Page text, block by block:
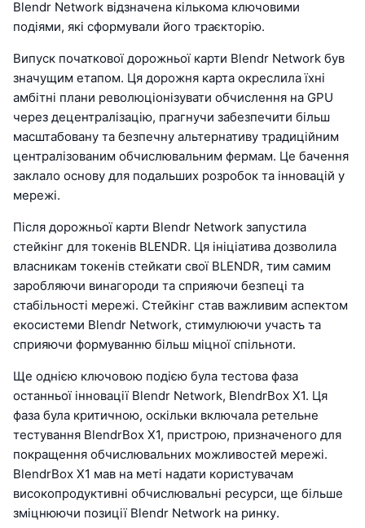
Blendr Network відзначена кількома ключовими
подіями, які сформували його траєкторію.
Випуск початкової дорожньої карти Blendr Network був
значущим етапом. Ця дорожня карта окреслила їхні
амбітні плани революціонізувати обчислення на GPU
через децентралізацію, прагнучи забезпечити більш
масштабовану та безпечну альтернативу традиційним
централізованим обчислювальним фермам. Це бачення
заклало основу для подальших розробок та інновацій у
мережі.
Після дорожньої карти Blendr Network запустила
стейкінг для токенів BLENDR. Ця ініціатива дозволила
власникам токенів стейкати свої BLENDR, тим самим
заробляючи винагороди та сприяючи безпеці та
стабільності мережі. Стейкінг став важливим аспектом
екосистеми Blendr Network, стимулюючи участь та
сприяючи формуванню більш міцної спільноти.
Ще однією ключовою подією була тестова фаза
останньої інновації Blendr Network, BlendrBox X1. Ця
фаза була критичною, оскільки включала ретельне
тестування BlendrBox X1, пристрою, призначеного для
покращення обчислювальних можливостей мережі.
BlendrBox X1 мав на меті надати користувачам
високопродуктивні обчислювальні ресурси, ще більше
зміцнюючи позиції Blendr Network на ринку.